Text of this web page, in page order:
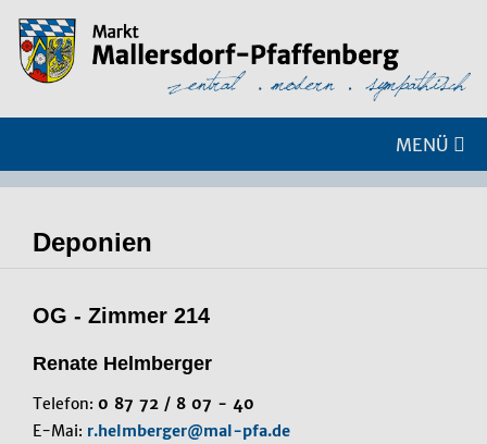
MENÜ
Deponien
OG - Zimmer 214
Renate Helmberger
Telefon: 0 87 72 / 8 07 - 40
E-Mai: r.helmberger@mal-pfa.de